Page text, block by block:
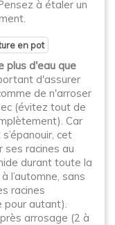
à étaler un
en pot
plus d'eau que
d'assurer
de n'arroser
(évitez tout de
Car
cet
racines au
durant toute la
l’automne, sans
racines
pour autant).
arrosage (2 à